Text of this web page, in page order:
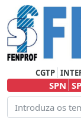
CGTP
SPN